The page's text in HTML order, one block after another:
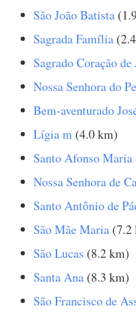
São João Batista
Sagrada Família
Sagrado Coração de
Nossa Senhora do
Bem-aventurado
Lígia m (4.0 km)
Santo Afonso
Nossa Senhora de
Santo Antônio de
São Mãe Maria (7.2
São Lucas (8.2 km)
Santa Ana (8.3 km)
São Francisco de